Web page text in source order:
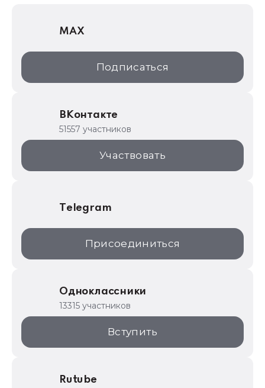
1С:Дистрибьюция
1С:Образование
ИТС.1C.ru
1С:Торговая площадка
MAX
Подписаться
ВКонтакте
51557 участников
Участвовать
Telegram
Присоединиться
Одноклассники
13315 участников
Вступить
Rutube